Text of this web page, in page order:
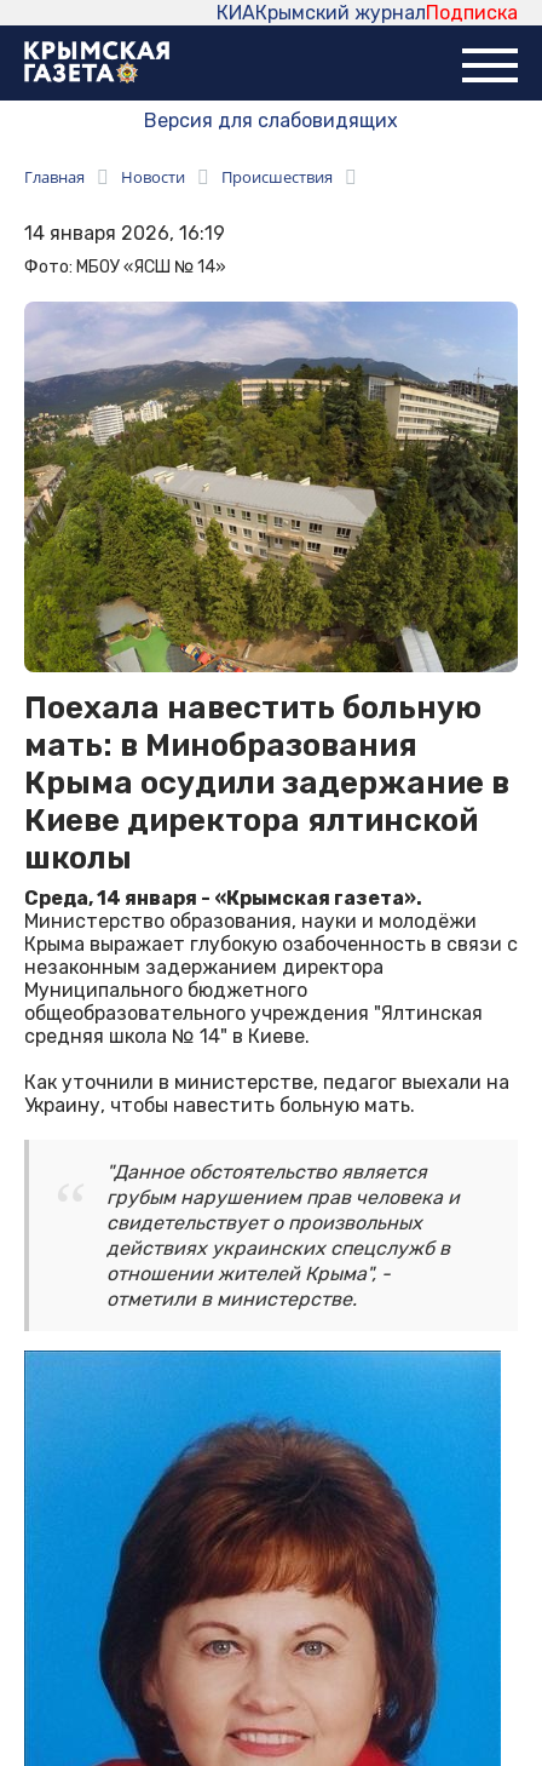
Подписка
Крымский журнал
КИА
Версия для слабовидящих
Главная Новости Происшествия
14 января 2026, 16:19
Фото: МБОУ «ЯСШ № 14»
Поехала навестить больную
мать: в Минобразования
Крыма осудили задержание в
Киеве директора ялтинской
школы
Среда, 14 января - «Крымская газета».
Министерство образования, науки и молодёжи
Крыма выражает глубокую озабоченность в связи с
незаконным задержанием директора
Муниципального бюджетного
общеобразовательного учреждения "Ялтинская
средняя школа № 14" в Киеве.
Как уточнили в министерстве, педагог выехали на
Украину, чтобы навестить больную мать.
"Данное обстоятельство является
грубым нарушением прав человека и
свидетельствует о произвольных
действиях украинских спецслужб в
отношении жителей Крыма", -
отметили в министерстве.